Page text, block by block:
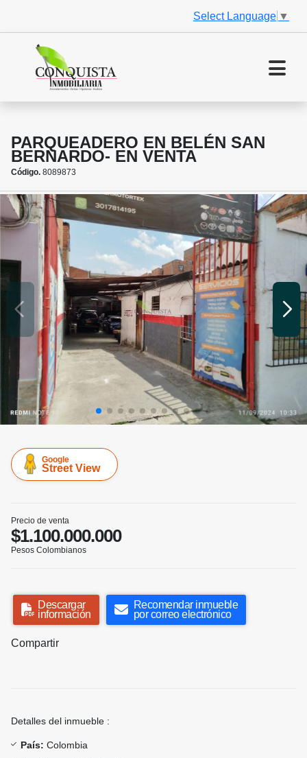
Select Language ▼
PARQUEADERO EN BELÉN SAN
BERNARDO- EN VENTA
Código. 8089873
Google
Street View
Precio de venta
$1.100.000.000
Pesos Colombianos
Descargar
información
Recomendar inmueble
por correo electrónico
Compartir
Detalles del inmueble :
País: Colombia